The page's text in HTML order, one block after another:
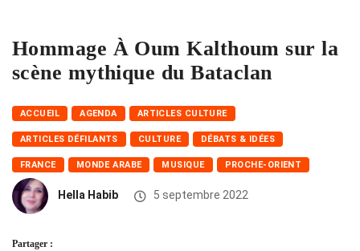
Hommage À Oum Kalthoum sur la
scène mythique du Bataclan
ACCUEIL AGENDA ARTICLES CULTURE
ARTICLES DÉFILANTS CULTURE DÉBATS & IDÉES
FRANCE MONDE ARABE MUSIQUE PROCHE-ORIENT
Hella Habib 5 septembre 2022
Partager :